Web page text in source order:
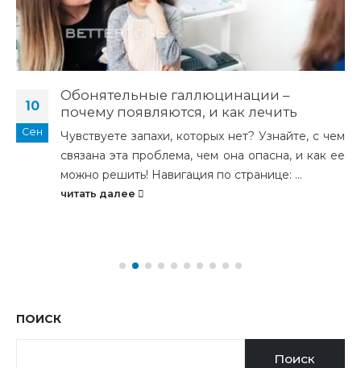
10
Сен
Обонятельные галлюцинации –
почему появляются, и как лечить
Чувствуете запахи, которых нет? Узнайте, с чем
связана эта проблема, чем она опасна, и как ее
можно решить! Навигация по странице: ...
читать далее
ПОИСК
Поиск